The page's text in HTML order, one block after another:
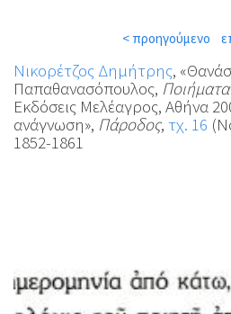
< προηγούμενο
Νικορέτζος Δημήτρης,
Παπαθανασόπουλος, Ποιήματα
Εκδόσεις Μελέαγρος, Αθήνα
ανάγνωση», Πάροδος, τχ. 16
1852-1861